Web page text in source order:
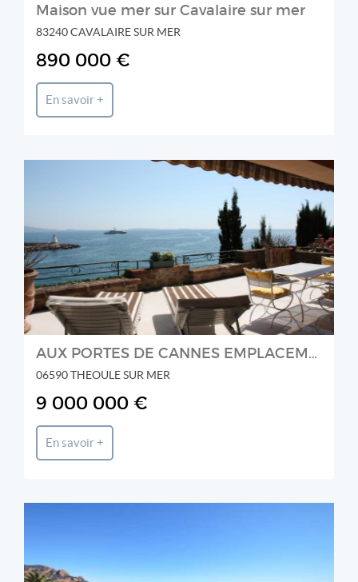
Maison vue mer sur Cavalaire sur mer
83240 CAVALAIRE SUR MER
890 000 €
En savoir +
LABEL PROPERTIES
AUX PORTES DE CANNES EMPLACEMENT EXCEPTIONNEL
06590 THEOULE SUR MER
9 000 000 €
En savoir +